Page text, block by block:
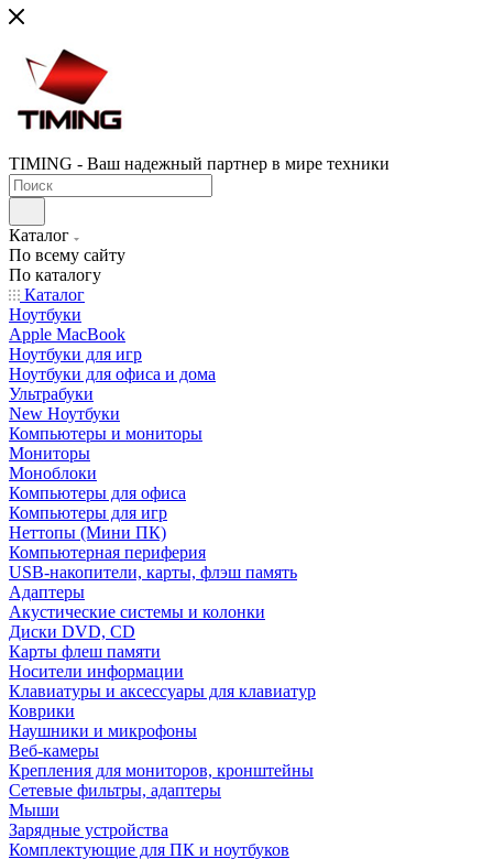
TIMING - Ваш надежный партнер в мире техники
Каталог
По всему сайту
По каталогу
Каталог
Ноутбуки
Apple MacBook
Ноутбуки для игр
Ноутбуки для офиса и дома
Ультрабуки
New Ноутбуки
Компьютеры и мониторы
Мониторы
Моноблоки
Компьютеры для офиса
Компьютеры для игр
Неттопы (Мини ПК)
Компьютерная периферия
USB-накопители, карты, флэш память
Адаптеры
Акустические системы и колонки
Диски DVD, CD
Карты флеш памяти
Носители информации
Клавиатуры и аксессуары для клавиатур
Коврики
Наушники и микрофоны
Веб-камеры
Крепления для мониторов, кронштейны
Сетевые фильтры, адаптеры
Мыши
Зарядные устройства
Комплектующие для ПК и ноутбуков